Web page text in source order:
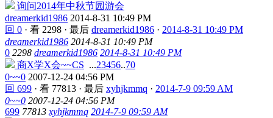
询问2014年中秋节园游会
dreamerkid1986 2014-8-31 10:49 PM
回 0 · 看 2298 · 最后 dreamerkid1986 · 2014-8-31 10:49 PM
dreamerkid1986 2014-8-31 10:49 PM
0 2298 dreamerkid1986 2014-8-31 10:49 PM
商X学X会~~CS ...23456..70
0~~0 2007-12-24 04:56 PM
回 699 · 看 77813 · 最后 xyhjkmmq · 2014-7-9 09:59 AM
0~~0 2007-12-24 04:56 PM
699 77813 xyhjkmmq 2014-7-9 09:59 AM